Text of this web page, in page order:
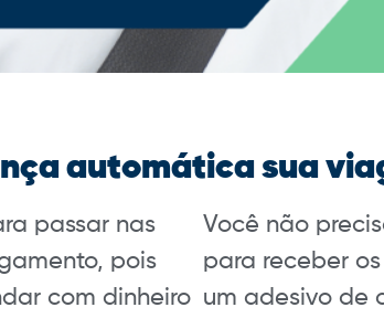
automática sua
passar nas
pois
com dinheiro
Você não
para receber
um adesivo de